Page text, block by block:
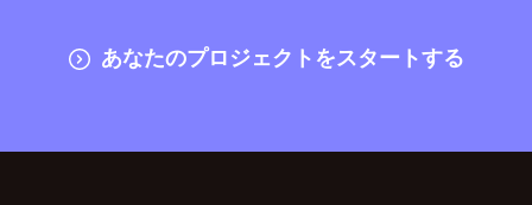
あなたのプロジェクトをスタートする